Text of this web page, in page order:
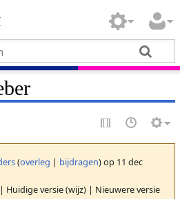
(overleg | bijdragen)op 11 dec
Huidige versie (wijz) | Nieuwere versie